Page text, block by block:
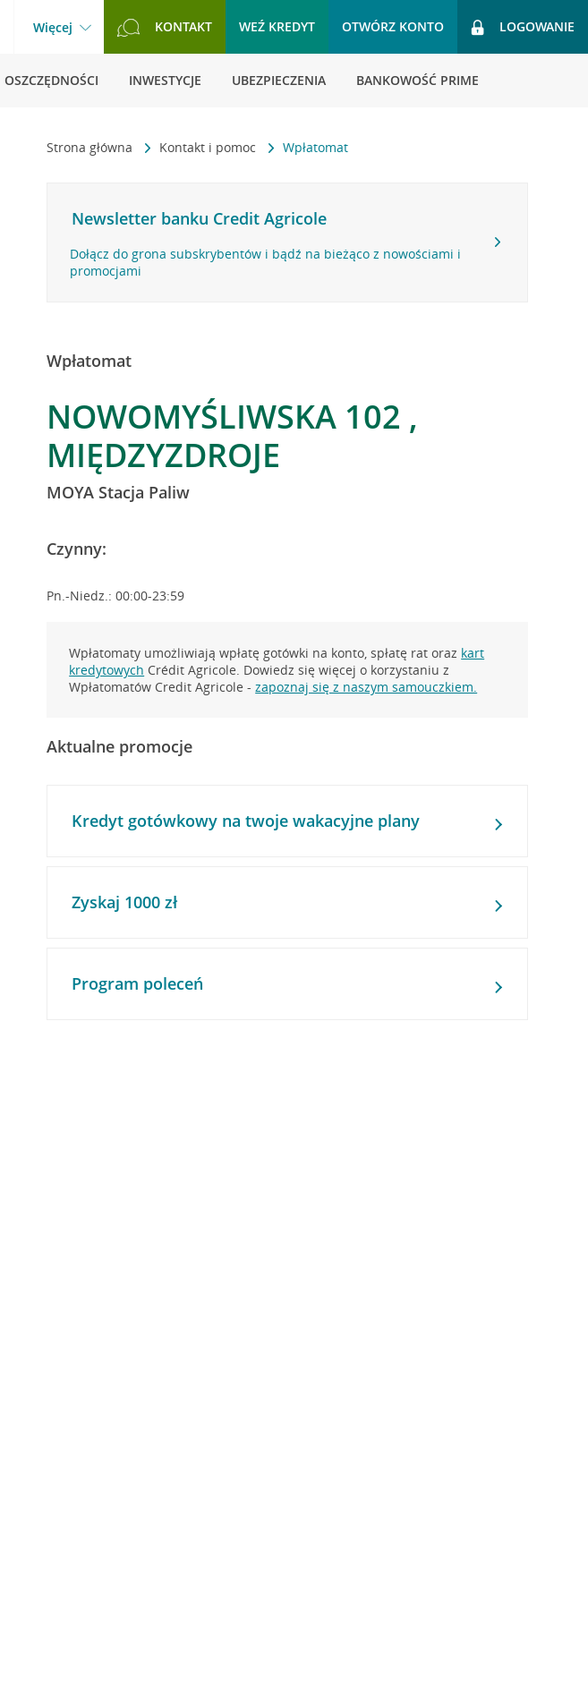
Więcej KONTAKT WEŹ KREDYT OTWÓRZ KONTO LOGOWANIE
OSZCZĘDNOŚCI INWESTYCJE UBEZPIECZENIA BANKOWOŚĆ PRIME
Strona główna Kontakt i pomoc Wpłatomat
Newsletter banku Credit Agricole
Dołącz do grona subskrybentów i bądź na bieżąco z nowościami i
promocjami
Wpłatomat
NOWOMYŚLIWSKA 102 ,
MIĘDZYZDROJE
MOYA Stacja Paliw
Czynny:
Pn.-Niedz.: 00:00-23:59
Wpłatomaty umożliwiają wpłatę gotówki na konto, spłatę rat oraz kart
kredytowych Crédit Agricole. Dowiedz się więcej o korzystaniu z
Wpłatomatów Credit Agricole -zapoznaj się z naszym samouczkiem.
Aktualne promocje
Kredyt gotówkowy na twoje wakacyjne plany
Zyskaj 1000 zł
Program poleceń